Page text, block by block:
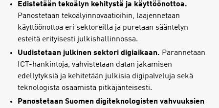
Edistetään tekoälyn kehitystä ja käyttöönottoa.
Panostetaan tekoälyinnovaatioihin, laajennetaan
käyttöönottoa eri sektoreilla ja puretaan sääntelyn
esteitä erityisesti julkishallinnossa.
Uudistetaan julkinen sektori digiaikaan. Parannetaan
ICT-hankintoja, vahvistetaan datan jakamisen
edellytyksiä ja kehitetään julkisia digipalveluja sekä
teknologista osaamista pitkäjänteisesti.
Panostetaan Suomen digiteknologisten vahvuuksien